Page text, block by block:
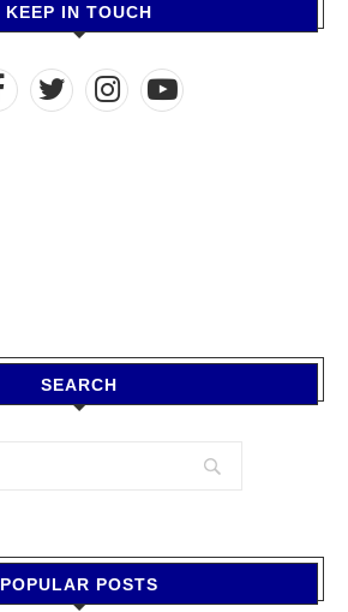
KEEP IN TOUCH
SEARCH
POPULAR POSTS